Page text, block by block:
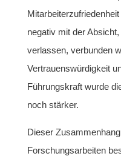
negativ mit der
verlassen, verbunden
Vertrauenswürdigkeit
Führungskraft wurde
noch stärker.
Dieser
Forschungsarbeiten